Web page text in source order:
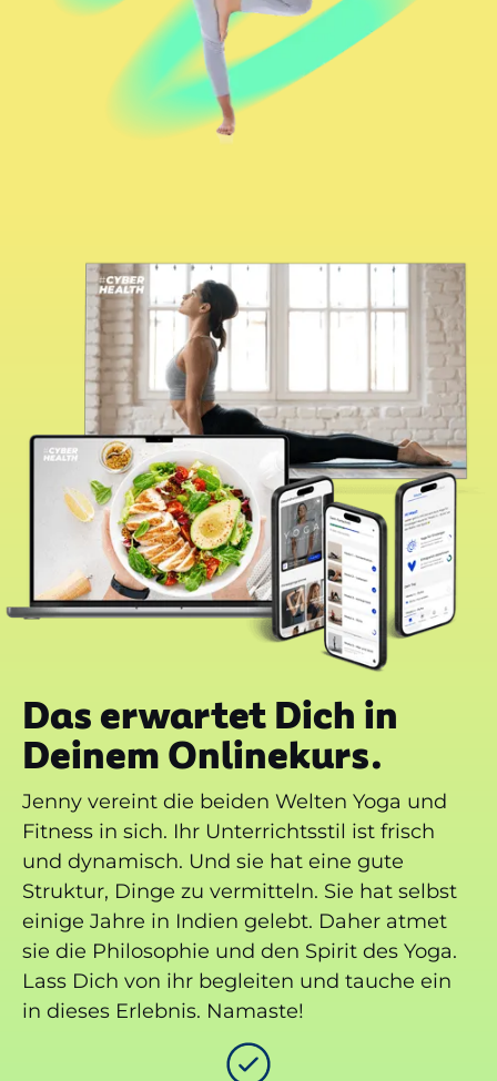
Das erwartet Dich in
Deinem Onlinekurs.
Jenny vereint die beiden Welten Yoga und
Fitness in sich. Ihr Unterrichtsstil ist frisch
und dynamisch. Und sie hat eine gute
Struktur, Dinge zu vermitteln. Sie hat selbst
einige Jahre in Indien gelebt. Daher atmet
sie die Philosophie und den Spirit des Yoga.
Lass Dich von ihr begleiten und tauche ein
in dieses Erlebnis. Namaste!